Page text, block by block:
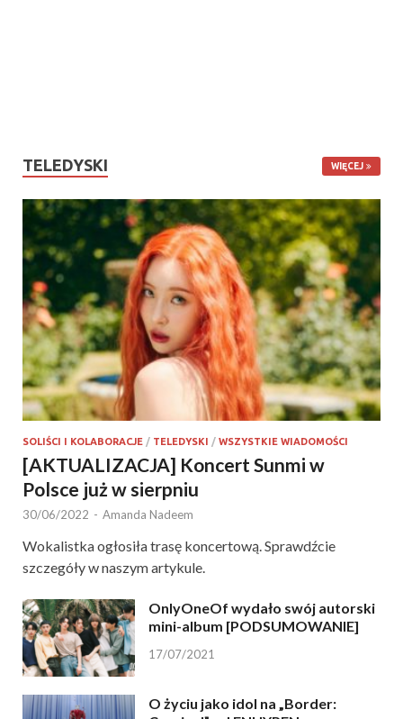
TELEDYSKI WIĘCEJ
SOLIŚCI I KOLABORACJE / TELEDYSKI / WSZYSTKIE WIADOMOŚCI
[AKTUALIZACJA] Koncert Sunmi w
Polsce już w sierpniu
30/06/2022 - Amanda Nadeem
Wokalistka ogłosiła trasę koncertową. Sprawdźcie
szczegóły w naszym artykule.
OnlyOneOf wydało swój autorski
mini-album [PODSUMOWANIE]
17/07/2021
O życiu jako idol na „Border: